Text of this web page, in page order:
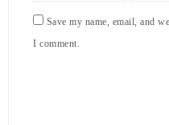
Save my name, email, and
I comment.